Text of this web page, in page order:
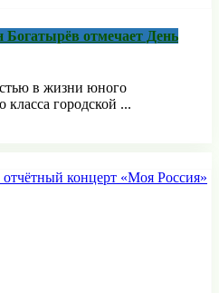
отмечает День
в жизни юного
класса городской ...